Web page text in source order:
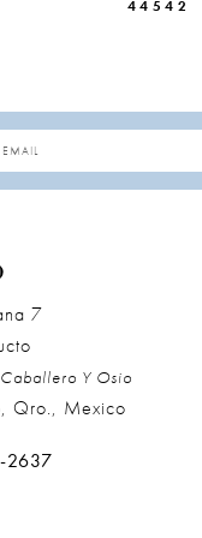
44542
7
Y Osio
Qro., Mexico
2637